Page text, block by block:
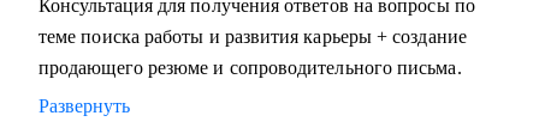
Консультация для получения ответов на вопросы по
теме поиска работы и развития карьеры + создание
продающего резюме и сопроводительного письма.
Развернуть